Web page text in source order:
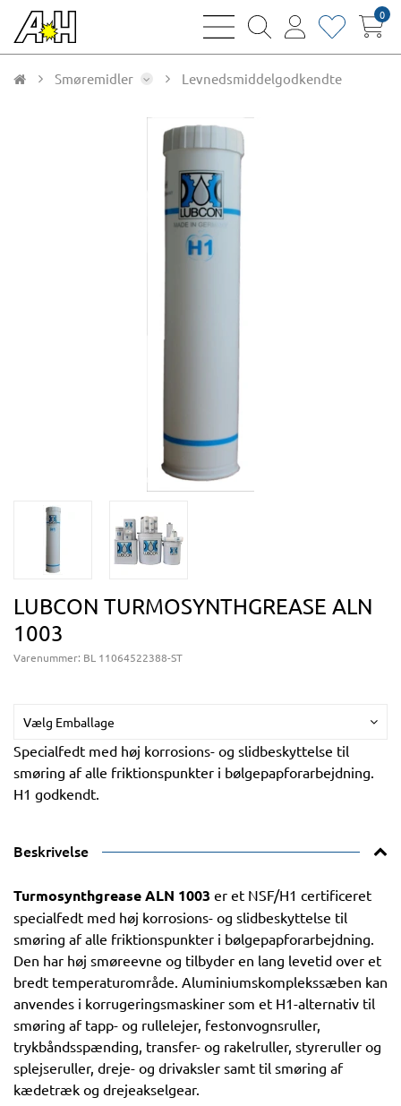
bars
magnifying
user
heart0
Smøremidler Levnedsmiddelgodkendte
LUBCON TURMOSYNTHGREASE ALN
1003
Varenummer: BL 11064522388-ST
Vælg Emballage
Specialfedt med høj korrosions- og slidbeskyttelse til
smøring af alle friktionspunkter i bølgepapforarbejdning.
H1 godkendt.
Beskrivelse
Turmosynthgrease ALN 1003 er et NSF/H1 certificeret
specialfedt med høj korrosions- og slidbeskyttelse til
smøring af alle friktionspunkter i bølgepapforarbejdning.
Den har høj smøreevne og tilbyder en lang levetid over et
bredt temperaturområde. Aluminiumskomplekssæben kan
anvendes i korrugeringsmaskiner som et H1-alternativ til
smøring af tapp- og rullelejer, festonvognsruller,
trykbåndsspænding, transfer- og rakelruller, styreruller og
splejseruller, dreje- og drivaksler samt til smøring af
kædetræk og drejeakselgear.